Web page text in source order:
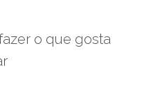
o que gosta